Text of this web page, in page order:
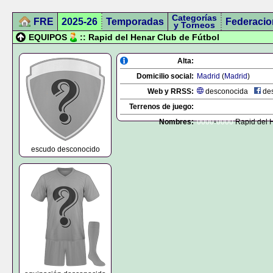
FRE 2025-26 Temporadas Categorías
y Torneos
EQUIPOS :: Rapid del Henar Club de Fútbol
escudo desconocido
Alta:
Domicilio social: Madrid (Madrid)
Web y RRSS:
desconocida
Terrenos de juego:
Nombres: 0000-0000Rapid del